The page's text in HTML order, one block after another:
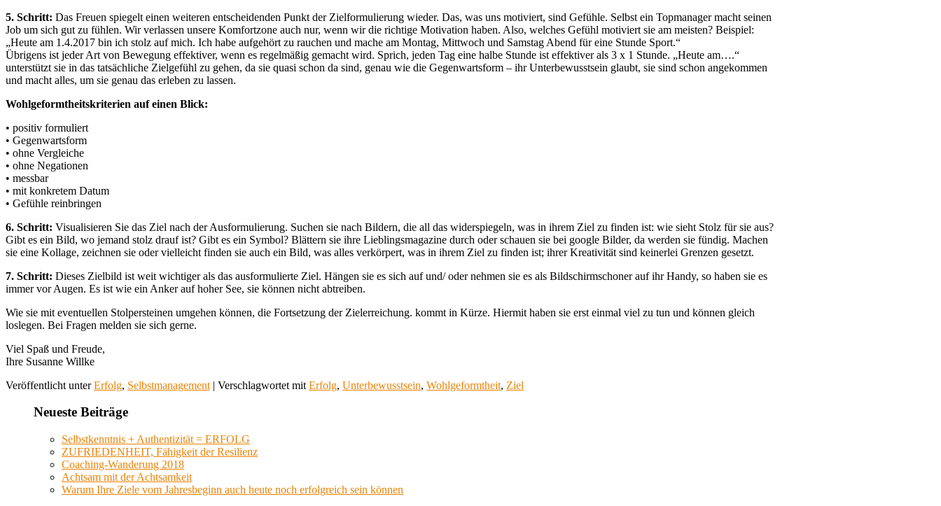
5. Schritt: Das Freuen spiegelt einen weiteren entscheidenden Punkt der Zielformulierung wieder. Das, was uns motiviert, sind Gefühle. Selbst ein Topmanager macht seinen
Job um sich gut zu fühlen. Wir verlassen unsere Komfortzone auch nur, wenn wir die richtige Motivation haben. Also, welches Gefühl motiviert sie am meisten? Beispiel:
„Heute am 1.4.2017 bin ich stolz auf mich. Ich habe aufgehört zu rauchen und mache am Montag, Mittwoch und Samstag Abend für eine Stunde Sport.“
Übrigens ist jeder Art von Bewegung effektiver, wenn es regelmäßig gemacht wird. Sprich, jeden Tag eine halbe Stunde ist effektiver als 3 x 1 Stunde. „Heute am….“
unterstützt sie in das tatsächliche Zielgefühl zu gehen, da sie quasi schon da sind, genau wie die Gegenwartsform – ihr Unterbewusstsein glaubt, sie sind schon angekommen
und macht alles, um sie genau das erleben zu lassen.
Wohlgeformtheitskriterien auf einen Blick:
• positiv formuliert
• Gegenwartsform
• ohne Vergleiche
• ohne Negationen
• messbar
• mit konkretem Datum
• Gefühle reinbringen
6. Schritt: Visualisieren Sie das Ziel nach der Ausformulierung. Suchen sie nach Bildern, die all das widerspiegeln, was in ihrem Ziel zu finden ist: wie sieht Stolz für sie aus?
Gibt es ein Bild, wo jemand stolz drauf ist? Gibt es ein Symbol? Blättern sie ihre Lieblingsmagazine durch oder schauen sie bei google Bilder, da werden sie fündig. Machen
sie eine Kollage, zeichnen sie oder vielleicht finden sie auch ein Bild, was alles verkörpert, was in ihrem Ziel zu finden ist; ihrer Kreativität sind keinerlei Grenzen gesetzt.
7. Schritt: Dieses Zielbild ist weit wichtiger als das ausformulierte Ziel. Hängen sie es sich auf und/ oder nehmen sie es als Bildschirmschoner auf ihr Handy, so haben sie es
immer vor Augen. Es ist wie ein Anker auf hoher See, sie können nicht abtreiben.
Wie sie mit eventuellen Stolpersteinen umgehen können, die Fortsetzung der Zielerreichung. kommt in Kürze. Hiermit haben sie erst einmal viel zu tun und können gleich
loslegen. Bei Fragen melden sie sich gerne.
Viel Spaß und Freude,
Ihre Susanne Willke
Veröffentlicht unter Erfolg, Selbstmanagement | Verschlagwortet mit Erfolg, Unterbewusstsein, Wohlgeformtheit, Ziel
Neueste Beiträge
Selbstkenntnis + Authentizität = ERFOLG
ZUFRIEDENHEIT, Fähigkeit der Resilienz
Coaching-Wanderung 2018
Achtsam mit der Achtsamkeit
Warum Ihre Ziele vom Jahresbeginn auch heute noch erfolgreich sein können